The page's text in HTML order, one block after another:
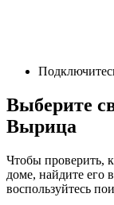
Выберите
Вырица
Чтобы проверить,
доме, найдите его
воспользуйтесь